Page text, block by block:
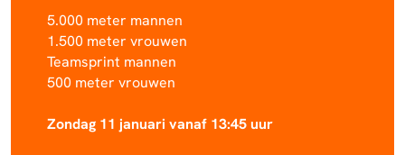
5.000 meter mannen
1.500 meter vrouwen
Teamsprint mannen
500 meter vrouwen
Zondag 11 januari vanaf 13:45 uur